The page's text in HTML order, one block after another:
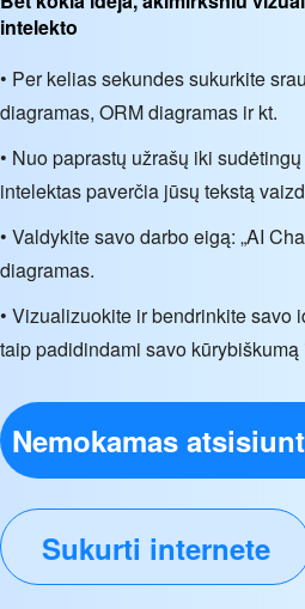
intelekto
• Per kelias sekundes sukurkite
diagramas, ORM diagramas ir kt.
• Nuo paprastų užrašų iki
intelektas paverčia jūsų tekstą
• Valdykite savo darbo eigą: „AI
diagramas.
• Vizualizuokite ir bendrinkite savo
taip padidindami savo kūrybiškumą
Nemokamas
Sukurti internete